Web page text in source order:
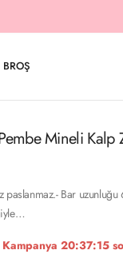
BROŞ
Mineli Kalp
Bar uzunluğu
Kampanya 20:37:14